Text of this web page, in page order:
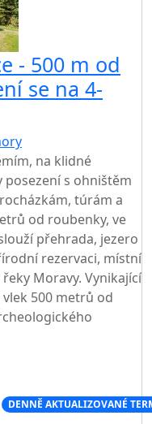
- 500 m od
se na 4-
na klidné
s ohništěm
túrám a
od roubenky, ve
přehrada, jezero
rezervaci, místní
Moravy. Vynikající
500 metrů od
DENNĚ AKTUALIZOVANÉ